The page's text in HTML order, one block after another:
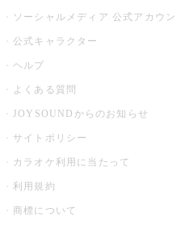
ソーシャルメディア 公式アカウン
公式キャラクター
ヘルプ
よくある質問
JOYSOUNDからのお知らせ
サイトポリシー
カラオケ利用に当たって
利用規約
商標について